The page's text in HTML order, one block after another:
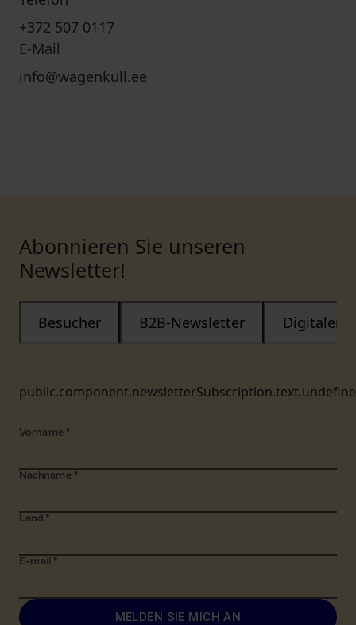
+372 507 0117
E-Mail
info@wagenkull.ee
Abonnieren Sie unseren
Newsletter!
Besucher B2B-Newsletter Digitaler
Vorname *
Nachname *
Land *
E-mail *
MELDEN SIE MICH AN